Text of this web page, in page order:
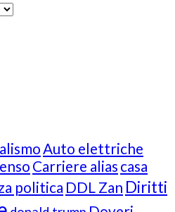
Auto elettriche
Carriere alias casa
politica DDL Zan Diritti